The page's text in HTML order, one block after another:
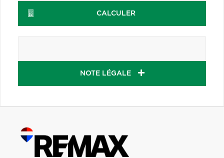
CALCULER
NOTE LÉGALE